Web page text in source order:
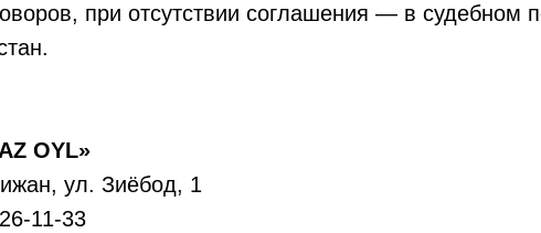
при отсутствии соглашения — в судебном
OYL»
ул. Зиёбод, 1
11-33